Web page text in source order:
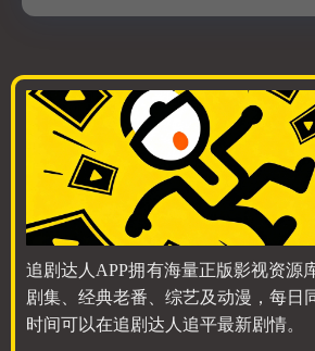
追剧达人APP拥有海量正版影视资源
剧集、经典老番、综艺及动漫，每日
时间可以在追剧达人追平最新剧情。